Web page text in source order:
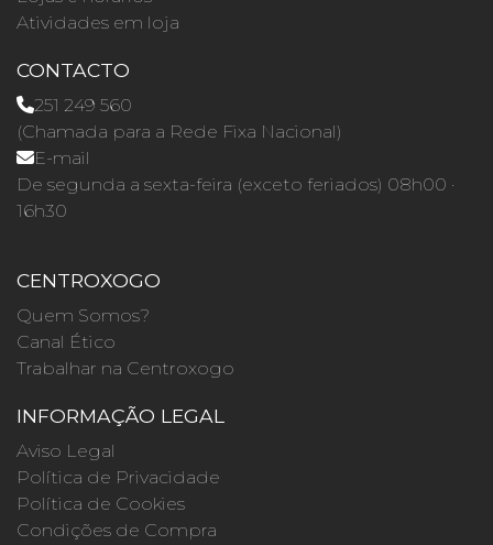
Atividades em loja
CONTACTO
251 249 560
(Chamada para a Rede Fixa Nacional)
E-mail
De segunda a sexta-feira (exceto feriados) 08h00 ·
16h30
CENTROXOGO
Quem Somos?
Canal Ético
Trabalhar na Centroxogo
INFORMAÇÃO LEGAL
Aviso Legal
Política de Privacidade
Política de Cookies
Condições de Compra